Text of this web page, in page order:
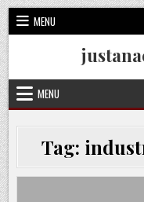
Skip
to
content
MENU
MENU
Tag: